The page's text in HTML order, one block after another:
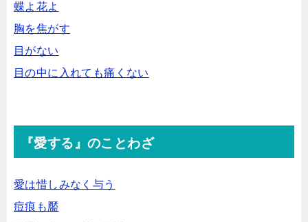
蝶よ花よ
胸を焦がす
目がない
目の中に入れても痛くない
『愛する』のことわざ
愛は惜しみなく与う
痘痕も靨